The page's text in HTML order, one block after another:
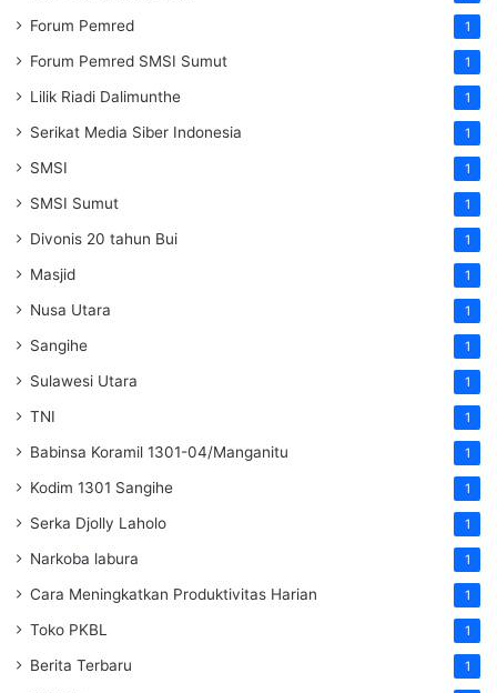
Forum Pemred 1
Forum Pemred SMSI Sumut 1
Lilik Riadi Dalimunthe 1
Serikat Media Siber Indonesia 1
SMSI 1
SMSI Sumut 1
Divonis 20 tahun Bui 1
Masjid 1
Nusa Utara 1
Sangihe 1
Sulawesi Utara 1
TNI 1
Babinsa Koramil 1301-04/Manganitu 1
Kodim 1301 Sangihe 1
Serka Djolly Laholo 1
Narkoba labura 1
Cara Meningkatkan Produktivitas Harian 1
Toko PKBL 1
Berita Terbaru 1